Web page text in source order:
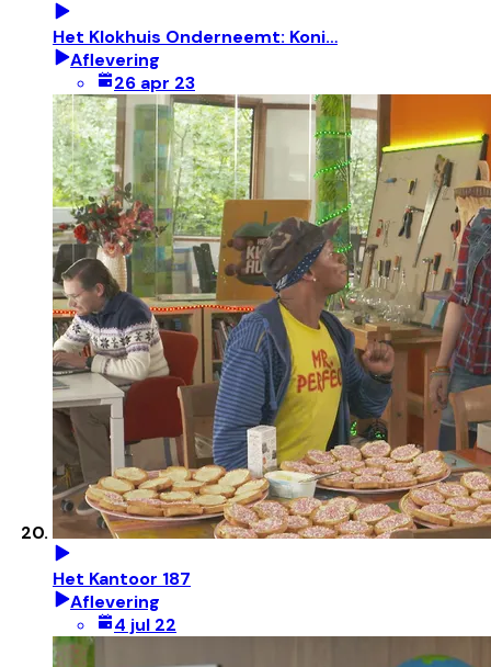
Het Klokhuis Onderneemt: Koni…
Aflevering
26 apr 23
Het Kantoor 187
Aflevering
4 jul 22